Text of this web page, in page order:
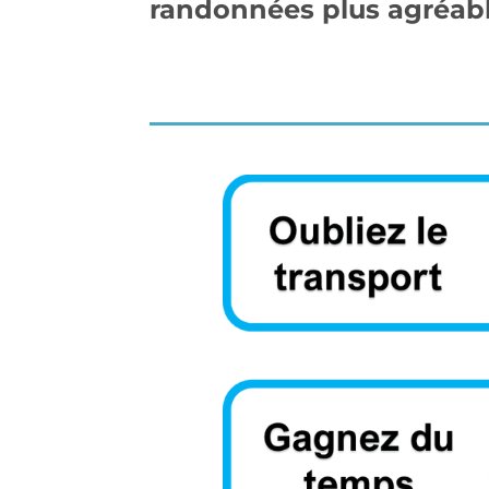
randonnées plus